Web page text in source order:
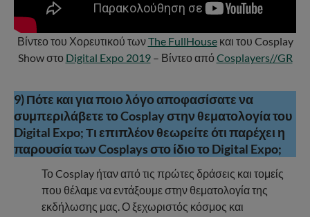
Βίντεο του Χορευτικού τωνThe FullHouseκαι του Cosplay
Show στο Digital Expo 2019– Βίντεο από Cosplayers//GR
9) Πότε και για ποιο λόγο αποφασίσατε να
συμπεριλάβετε το Cosplay στην θεματολογία του
Digital Expo; Τι επιπλέον θεωρείτε ότι παρέχει η
παρουσία των Cosplays στο ίδιο το Digital Expo;
Το Cosplay ήταν από τις πρώτες δράσεις και τομείς
που θέλαμε να εντάξουμε στην θεματολογία της
εκδήλωσης μας. Ο ξεχωριστός κόσμος και